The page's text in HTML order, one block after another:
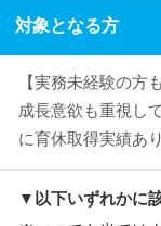
対象となる方
【実務未経験の
成長意欲も重視し
に育休取得実績あり
▼以下いずれかに